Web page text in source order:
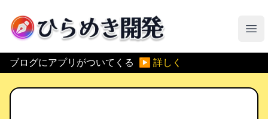
ひらめき開発
メ
ブログにアプリがついてくる ▶ 詳しく